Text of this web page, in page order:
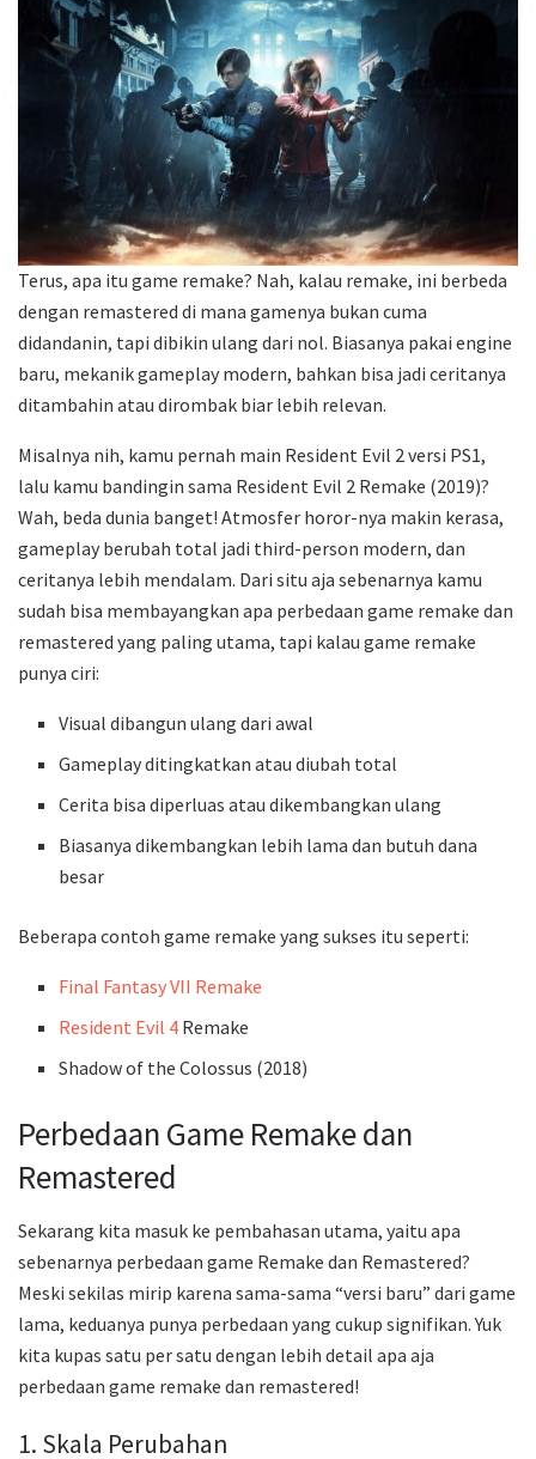
Terus, apa itu game remake? Nah, kalau remake, ini berbeda
dengan remastered di mana gamenya bukan cuma
didandanin, tapi dibikin ulang dari nol. Biasanya pakai engine
baru, mekanik gameplay modern, bahkan bisa jadi ceritanya
ditambahin atau dirombak biar lebih relevan.
Misalnya nih, kamu pernah main Resident Evil 2 versi PS1,
lalu kamu bandingin sama Resident Evil 2 Remake (2019)?
Wah, beda dunia banget! Atmosfer horor-nya makin kerasa,
gameplay berubah total jadi third-person modern, dan
ceritanya lebih mendalam. Dari situ aja sebenarnya kamu
sudah bisa membayangkan apa perbedaan game remake dan
remastered yang paling utama, tapi kalau game remake
punya ciri:
Visual dibangun ulang dari awal
Gameplay ditingkatkan atau diubah total
Cerita bisa diperluas atau dikembangkan ulang
Biasanya dikembangkan lebih lama dan butuh dana
besar
Beberapa contoh game remake yang sukses itu seperti:
Final Fantasy VII Remake
Resident Evil 4 Remake
Shadow of the Colossus (2018)
Perbedaan Game Remake dan
Remastered
Sekarang kita masuk ke pembahasan utama, yaitu apa
sebenarnya perbedaan game Remake dan Remastered?
Meski sekilas mirip karena sama-sama “versi baru” dari game
lama, keduanya punya perbedaan yang cukup signifikan. Yuk
kita kupas satu per satu dengan lebih detail apa aja
perbedaan game remake dan remastered!
1. Skala Perubahan